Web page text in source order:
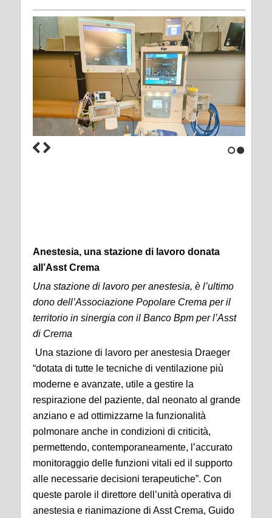
Anestesia, una stazione di lavoro donata
all’Asst Crema
Una stazione di lavoro per anestesia, è l’ultimo
dono dell’Associazione Popolare Crema per il
territorio in sinergia con il Banco Bpm per l’Asst
di Crema
Una stazione di lavoro per anestesia Draeger
“dotata di tutte le tecniche di ventilazione più
moderne e avanzate, utile a gestire la
respirazione del paziente, dal neonato al grande
anziano e ad ottimizzarne la funzionalità
polmonare anche in condizioni di criticità,
permettendo, contemporaneamente, l’accurato
monitoraggio delle funzioni vitali ed il supporto
alle necessarie decisioni terapeutiche”. Con
queste parole il direttore dell’unità operativa di
anestesia e rianimazione di Asst Crema, Guido